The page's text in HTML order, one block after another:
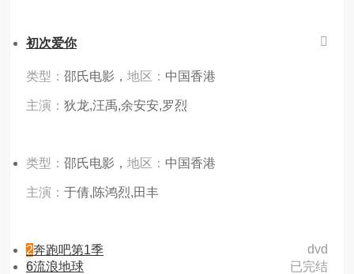
初次爱你
类型： 邵氏电影， 地区： 中国香港
主演： 狄龙,汪禹,余安安,罗烈
类型： 邵氏电影， 地区： 中国香港
主演： 于倩,陈鸿烈,田丰
dvd
2奔跑吧第1季
已完结
6流浪地球